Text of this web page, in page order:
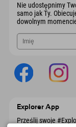
Nie udostępnimy
samo jak Ty.
dowolnym
Explorer App
Prześlij swoje